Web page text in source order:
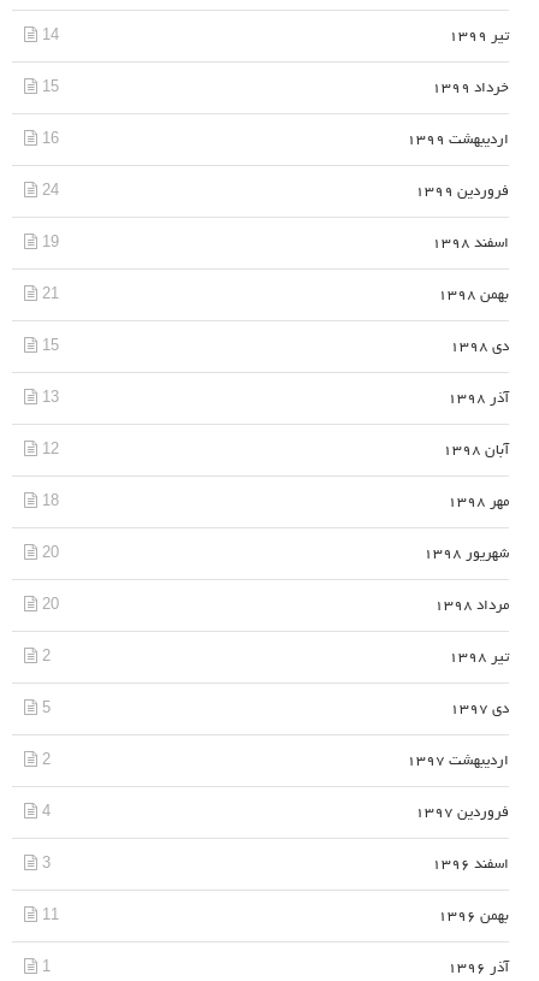
تیر 1399 14
خرداد 1399 15
اردیبهشت 1399 16
فروردین 1399 24
اسفند 1398 19
بهمن 1398 21
دی 1398 15
آذر 1398 13
آبان 1398 12
مهر 1398 18
شهریور 1398 20
مرداد 1398 20
تیر 1398 2
دی 1397 5
اردیبهشت 1397 2
فروردین 1397 4
اسفند 1396 3
بهمن 1396 11
آذر 1396 1